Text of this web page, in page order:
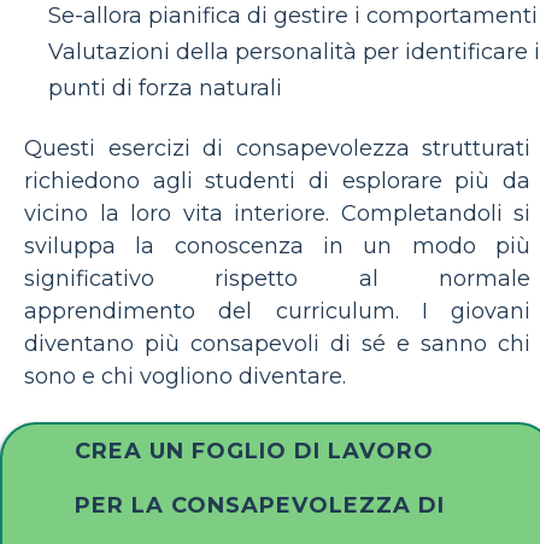
Se-allora pianifica di gestire i comportamenti
Valutazioni della personalità per identificare i
punti di forza naturali
Questi esercizi di consapevolezza strutturati
richiedono agli studenti di esplorare più da
vicino la loro vita interiore. Completandoli si
sviluppa la conoscenza in un modo più
significativo rispetto al normale
apprendimento del curriculum. I giovani
diventano più consapevoli di sé e sanno chi
sono e chi vogliono diventare.
CREA UN FOGLIO DI LAVORO
PER LA CONSAPEVOLEZZA DI